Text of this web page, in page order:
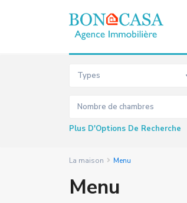
Recherche Avancée
Types
Plus D'Options De Recherche
La maison Menu
Menu